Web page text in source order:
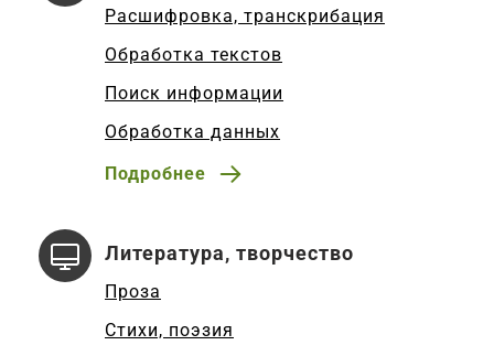
Расшифровка, транскрибация
Обработка текстов
Поиск информации
Обработка данных
Подробнее
Литература, творчество
Проза
Стихи, поэзия